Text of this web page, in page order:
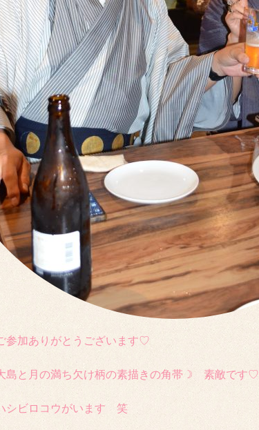
参加ありがとうございます♡
島と月の満ち欠け柄の素描きの角帯☽ 素敵です♡
シビロコウがいます 笑